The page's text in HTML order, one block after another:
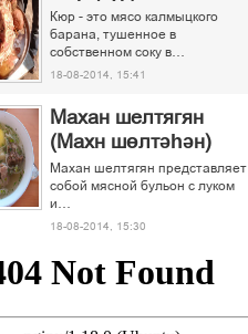
Кюр - это мясо калмыцкого
барана, тушенное в
собственном соку в…
18-08-2014, 15:41
Махан шелтягян
(Махн шөлтәһән)
Махан шелтягян представляет
собой мясной бульон с луком
и…
18-08-2014, 15:30